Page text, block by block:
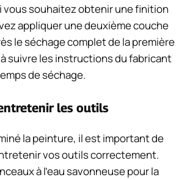
vous souhaitez obtenir une finition
appliquer une deuxième couche
le séchage complet de la première
suivre les instructions du fabricant
de séchage.
les outils
la peinture, il est important de
vos outils correctement.
à l’eau savonneuse pour la